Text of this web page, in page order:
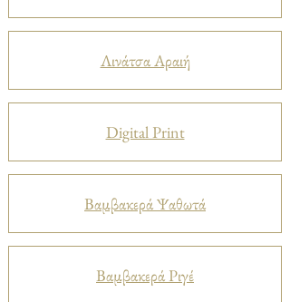
Λινάτσα Αραιή
Digital Print
Βαμβακερά Ψαθωτά
Βαμβακερά Ριγέ